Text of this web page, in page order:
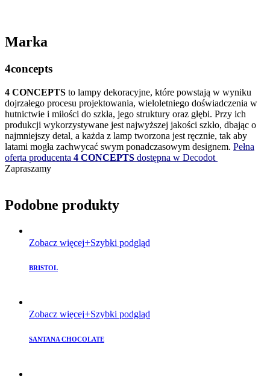
Marka
4concepts
4 CONCEPTS to lampy dekoracyjne, które powstają w wyniku
dojrzałego procesu projektowania, wieloletniego doświadczenia w
hutnictwie i miłości do szkła, jego struktury oraz głębi. Przy ich
produkcji wykorzystywane jest najwyższej jakości szkło, dbając o
najmniejszy detal, a każda z lamp tworzona jest ręcznie, tak aby
latami mogła zachwycać swym ponadczasowym designem. Pełna
oferta producenta 4 CONCEPTS dostępna w Decodot
Zapraszamy
Podobne produkty
Zobacz więcej Szybki podgląd
BRISTOL
Zobacz więcej Szybki podgląd
SANTANA CHOCOLATE